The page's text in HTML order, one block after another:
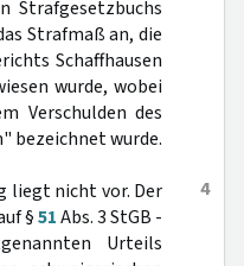
Strafgesetzbuchs
Strafmaß an, die
Schaffhausen
wurde, wobei
Verschulden des
bezeichnet wurde.
4
liegt nicht vor. Der
§51Abs. 3 StGB -
Urteils